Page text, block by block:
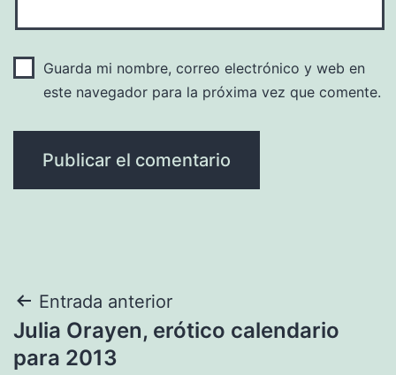
Guarda mi nombre, correo electrónico y web en
este navegador para la próxima vez que comente.
Navegación
de
Entrada anterior
Julia Orayen, erótico calendario
para 2013